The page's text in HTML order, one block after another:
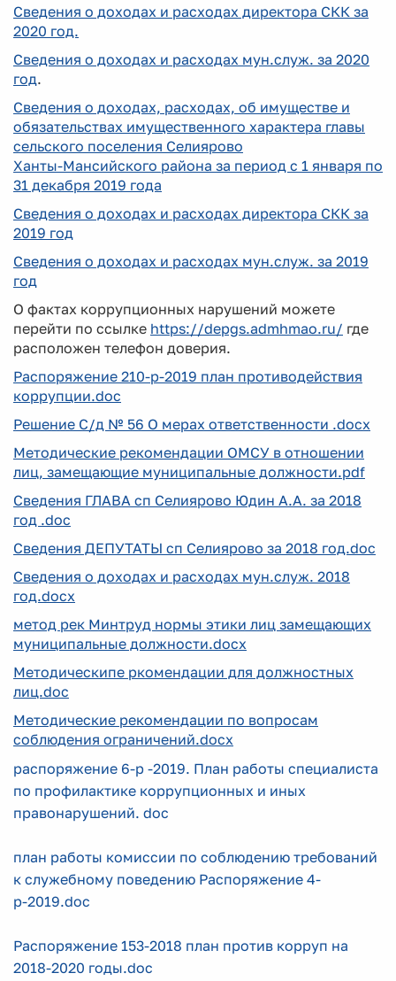
Сведения о доходах и расходах директора СКК за
2020 год.
Сведения о доходах и расходах мун.служ. за 2020
год.
Сведения о доходах, расходах, об имуществе и
обязательствах имущественного характера главы
сельского поселения Селиярово
Ханты-Мансийского района за период с 1 января по
31 декабря 2019 года
Сведения о доходах и расходах директора СКК за
2019 год
Сведения о доходах и расходах мун.служ. за 2019
год
О фактах коррупционных нарушений можете
перейти по ссылке https://depgs.admhmao.ru/ где
расположен телефон доверия.
Распоряжение 210-р-2019 план противодействия
коррупции.doc
Решение С/д № 56 О мерах ответственности .docx
Методические рекомендации ОМСУ в отношении
лиц, замещающие муниципальные должности.pdf
Сведения ГЛАВА сп Селиярово Юдин А.А. за 2018
год .doc
Сведения ДЕПУТАТЫ сп Селиярово за 2018 год.doc
Сведения о доходах и расходах мун.служ. 2018
год.docx
метод рек Минтруд нормы этики лиц замещающих
муниципальные должности.docx
Методическипе ркомендации для должностных
лиц.doc
Методические рекомендации по вопросам
соблюдения ограничений.docx
распоряжение 6-р -2019. План работы специалиста
по профилактике коррупционных и иных
правонарушений. doc
план работы комиссии по соблюдению требований
к служебному поведению Распоряжение 4-
р-2019.doc
Распоряжение 153-2018 план против корруп на
2018-2020 годы.doc